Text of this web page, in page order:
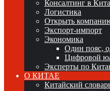
Консалтинг в
Логистика
Открыть
Экспорт-импорт
Экономика
Один пояс,
Цифровой
Эксперты по
О КИТАЕ
Китайский